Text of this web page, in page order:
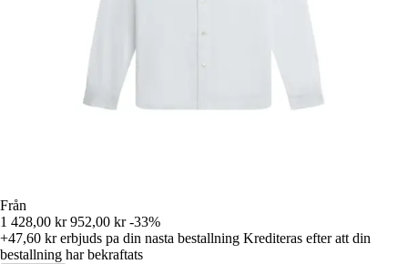
Från
1 428,00 kr 952,00 kr -33%
+47,60 krerbjuds pa din nasta bestallning Krediteras efter att din
bestallning har bekraftats